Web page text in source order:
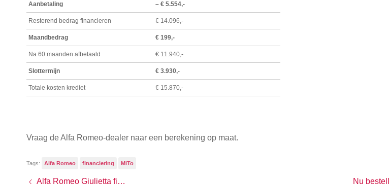
Aanbetaling – € 5.554,-
Resterend bedrag financieren € 14.096,-
Maandbedrag € 199,-
Na 60 maanden afbetaald € 11.940,-
Slottermijn € 3.930,-
Totale kosten krediet € 15.870,-
Vraag de Alfa Romeo-dealer naar een berekening op maat.
Tags: Alfa Romeo financiering MiTo
Alfa Romeo Giulietta financieren: 3,9 procent rente